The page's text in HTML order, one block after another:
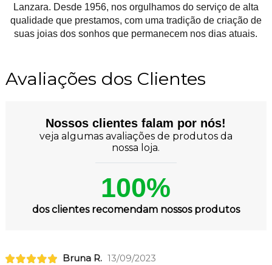
Lanzara. Desde 1956, nos orgulhamos do serviço de alta
qualidade que prestamos, com uma tradição de criação de
suas joias dos sonhos que permanecem nos dias atuais.
Avaliações dos Clientes
Nossos clientes falam por nós!
veja algumas avaliações de produtos da
nossa loja.
100%
dos clientes recomendam nossos produtos
Bruna R. 13/09/2023